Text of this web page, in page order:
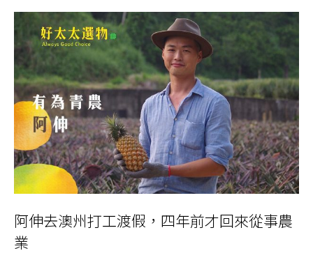
阿伸去澳州打工渡假，四年前才回來從事農
業